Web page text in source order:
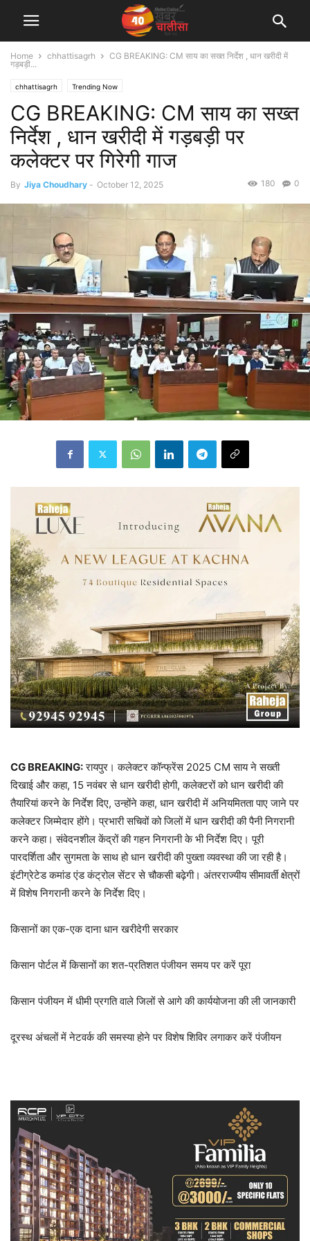
Home chhattisagrh
CG BREAKING: CM साय का सख्त निर्देश , धान खरीदी में
गड़बड़ी...
chhattisagrh Trending Now
CG BREAKING: CM साय का सख्त
निर्देश , धान खरीदी में गड़बड़ी पर
कलेक्टर पर गिरेगी गाज
By Jiya Choudhary - October 12, 2025 0
180
CG BREAKING:रायपुर। कलेक्टर कॉन्फ्रेंस 2025 CM साय ने सख्ती
दिखाई और कहा, 15 नवंबर से धान खरीदी होगी, कलेक्टरों को धान खरीदी की
तैयारियां करने के निर्देश दिए, उन्होंने कहा, धान खरीदी में अनियमितता पाए जाने पर
कलेक्टर जिम्मेदार होंगे। प्रभारी सचिवों को जिलों में धान खरीदी की पैनी निगरानी
करने कहा। संवेदनशील केंद्रों की गहन निगरानी के भी निर्देश दिए। पूरी
पारदर्शिता और सुगमता के साथ हो धान खरीदी की पुख्ता व्यवस्था की जा रही है।
इंटीग्रेटेड कमांड एंड कंट्रोल सेंटर से चौकसी बढ़ेगी। अंतरराज्यीय सीमावर्ती क्षेत्रों
में विशेष निगरानी करने के निर्देश दिए।
किसानों का एक-एक दाना धान खरीदेगी सरकार
किसान पोर्टल में किसानों का शत-प्रतिशत पंजीयन समय पर करें पूरा
किसान पंजीयन में धीमी प्रगति वाले जिलों से आगे की कार्ययोजना की ली जानकारी
दूरस्थ अंचलों में नेटवर्क की समस्या होने पर विशेष शिविर लगाकर करें पंजीयन